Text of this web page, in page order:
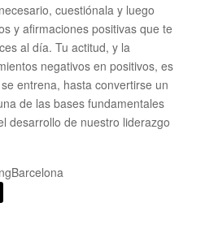
cuestiónala y luego
y afirmaciones positivas que te
al día. Tu actitud, y la
negativos en positivos, es
entrena, hasta convertirse un
de las bases fundamentales
desarrollo de nuestro liderazgo